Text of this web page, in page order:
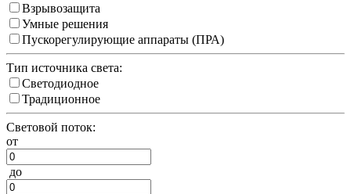
Взрывозащита
Умные решения
Пускорегулирующие аппараты (ПРА)
Тип источника света:
Светодиодное
Традиционное
Световой поток:
от
до